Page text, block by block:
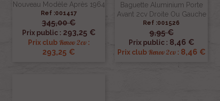
Nouveau Modèle Après 1964
Ref :001417
345,00 €
Prix public : 293,25 €
Prix club Renov 2cv:
293,25 €
Baguette Aluminium Porte
Avant 2cv Droite Ou Gauche
Ref :001526
9,95 €
Prix public : 8,46 €
Prix club Renov 2cv: 8,46 €